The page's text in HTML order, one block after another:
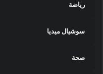
رياضة
سوشيال ميديا
صحة